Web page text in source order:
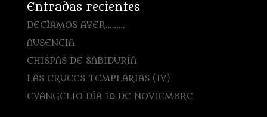
Entradas recientes
DECÍAMOS AYER………
AUSENCIA
CHISPAS DE SABIDURÍA
LAS CRUCES TEMPLARIAS (IV)
EVANGELIO DÍA 10 DE NOVIEMBRE